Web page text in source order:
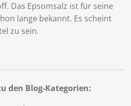
Das Epsomsalz ist für seine
lange bekannt. Es scheint
zu sein.
den Blog-Kategorien: